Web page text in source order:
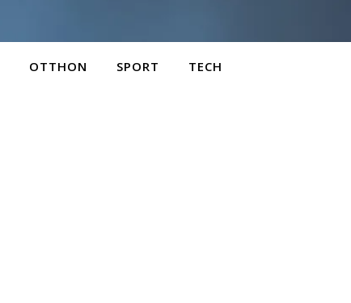
OTTHON SPORT TECH